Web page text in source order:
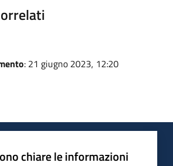
: 21 giugno 2023, 12:20
chiare le informazioni